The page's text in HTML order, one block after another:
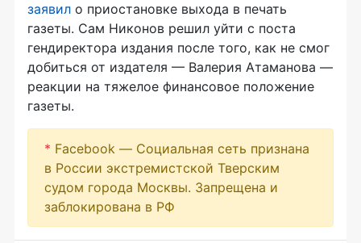
заявил о приостановке выхода в печать
газеты. Сам Никонов решил уйти с поста
гендиректора издания после того, как не смог
добиться от издателя — Валерия Атаманова —
реакции на тяжелое финансовое положение
газеты.
* Facebook — Социальная сеть признана
в России экстремистской Тверским
судом города Москвы. Запрещена и
заблокирована в РФ